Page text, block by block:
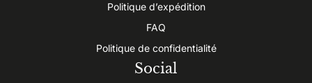
Politique d’expédition
FAQ
Politique de confidentialité
Social